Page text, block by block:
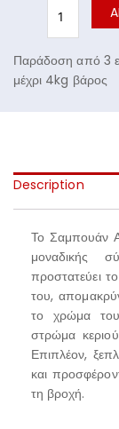
Παράδοση από 3
μέχρι 4kg βάρος
Description
Το Σαμπουάν
μοναδικής
προστατεύει
του,
το χρώμα του
στρώμα
Επιπλέον,
και
τη βροχή.